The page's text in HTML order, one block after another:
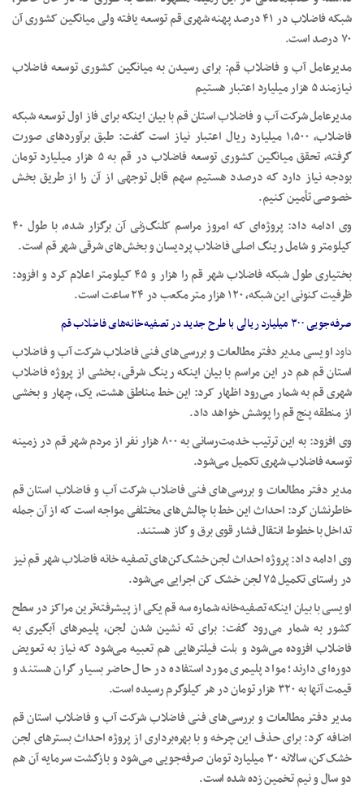
شبکه فاضلاب در ۴۱ درصد پهنه شهری قم توسعه یافته ولی میانگین کشوری آن
۷۰ درصد است.
مدیرعامل آب و فاضلاب قم: برای رسیدن به میانگین کشوری توسعه فاضلاب
نیازمند ۵ هزار میلیارد اعتبار هستیم
مدیرعامل شرکت آب و فاضلاب استان قم با بیان اینکه برای فاز اول توسعه شبکه
فاضلاب، ۱,۵۰۰ میلیارد ریال اعتبار نیاز است گفت: طبق برآوردهای صورت
گرفته، تحقق میانگین کشوری توسعه فاضلاب در قم به ۵ هزار میلیارد تومان
بودجه نیاز دارد که درصدد هستیم سهم قابل توجهی از آن را از طریق بخش
خصوصی تأمین کنیم.
وی ادامه داد: پروژه‌ای که امروز مراسم کلنگ‌زنی آن برگزار شده، با طول ۴۰
کیلومتر و شامل رینگ اصلی فاضلاب پردیسان و بخش‌های شرقی شهر قم است.
بختیاری طول شبکه فاضلاب شهر قم را هزار و ۴۵ کیلومتر اعلام کرد و افزود:
ظرفیت کنونی این شبکه، ۱۲۰ هزار متر مکعب در ۲۴ ساعت است.
صرفه‌جویی ۳۰۰ میلیارد ریالی با طرح جدید در تصفیه‌خانه‌های فاضلاب قم
داوداویسی مدیر دفتر مطالعات و بررسی‌های فنی فاضلاب شرکت آب و فاضلاب
استان قم هم در این مراسم با بیان اینکه رینگ شرقی، بخشی از پروژه فاضلاب
شهری قم به شمار می‌رود اظهار کرد: این خط مناطق هشت، یک، چهار و بخشی
از منطقه پنج قم را پوشش خواهد داد.
وی افزود: به این ترتیب خدمت‌رسانی به ۸۰۰ هزار نفر از مردم شهر قم در زمینه
توسعه فاضلاب شهری تکمیل می‌شود.
مدیر دفتر مطالعات و بررسی‌های فنی فاضلاب شرکت آب و فاضلاب استان قم
خاطرنشان کرد: احداث این خط با چالش‌های مختلفی مواجه است که از آن جمله
تداخل با خطوط انتقال فشار قوی برق و گاز هستند.
وی ادامه داد: پروژه احداث لجن خشک‌کن‌های تصفیه خانه فاضلاب شهر قم نیز
در راستای تکمیل ۷۵ لجن خشک کن اجرایی می‌شود.
اویسی با بیان اینکه تصفیه‌خانه شماره سه قم یکی از پیشرفته‌ترین مراکز در سطح
کشور به شمار می‌رود گفت: برای ته نشین شدن لجن، پلیمرهای آبگیری به
فاضلاب افزوده می‌شود و بلتفیلترهایی هم تعبیه می‌شود که نیاز به تعویض
دوره‌ای دارند؛ مواد پلیمری مورد استفاده در حال حاضر بسیار گران هستند و
قیمت آنها به ۳۲۰ هزار تومان در هر کیلوگرم رسیده است.
مدیر دفتر مطالعات و بررسی‌های فنی فاضلاب شرکت آب و فاضلاب استان قم
اضافه کرد: برای حذف این چرخه و با بهره‌برداری از پروژه احداث بسترهای لجن
خشک‌کن، سالانه ۳۰ میلیارد تومان صرفه‌جویی می‌شود و بازگشت سرمایه آن هم
دو سال و نیم تخمین زده شده است.